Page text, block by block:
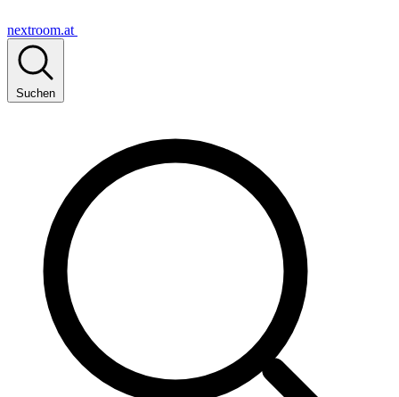
nextroom.at
Suchen